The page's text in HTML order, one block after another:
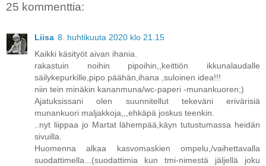
25 kommenttia:
Liisa 8. huhtikuuta 2020 klo 21.15
Kaikki käsityöt aivan ihania.
rakastuin noihin pipoihin,,keittiön ikkunalaudalle
säilykepurkille,pipo päähän,ihana ,suloinen idea!!!
niin tein minäkin kananmuna/wc-paperi -munankuoren;)
Ajatuksissani olen suunnitellut tekeväni erivärisiä
munankuori maljakkoja,,,ehkäpä joskus teenkin.
..nyt liippaa jo Martat lähempää,käyn tutustumassa heidän
sivuilla.
Huomenna alkaa kasvomaskien ompelu,/vaihettavalla
suodattimella...(suodattimia kun tmi-nimestä jäljellä joku